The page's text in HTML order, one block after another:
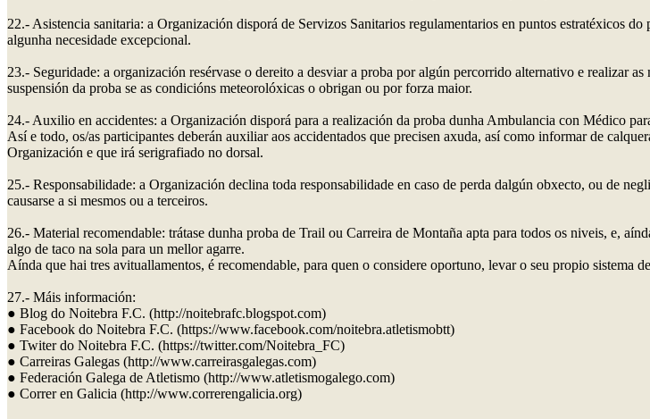
22.- Asistencia sanitaria: a Organización disporá de Servizos Sanitarios regulamentarios en puntos estratéxicos
algunha necesidade excepcional.
23.- Seguridade: a organización resérvase o dereito a desviar a proba por algún percorrido alternativo e realizar
suspensión da proba se as condicións meteorolóxicas o obrigan ou por forza maior.
24.- Auxilio en accidentes: a Organización disporá para a realización da proba dunha Ambulancia con Médico
Así e todo, os/as participantes deberán auxiliar aos accidentados que precisen axuda, así como informar de
Organización e que irá serigrafiado no dorsal.
25.- Responsabilidade: a Organización declina toda responsabilidade en caso de perda dalgún obxecto, ou de
causarse a si mesmos ou a terceiros.
26.- Material recomendable: trátase dunha proba de Trail ou Carreira de Montaña apta para todos os niveis, e,
algo de taco na sola para un mellor agarre.
Aínda que hai tres avituallamentos, é recomendable, para quen o considere oportuno, levar o seu propio sistema
27.- Máis información:
● Blog do Noitebra F.C. (http://noitebrafc.blogspot.com)
● Facebook do Noitebra F.C. (https://www.facebook.com/noitebra.atletismobtt)
● Twiter do Noitebra F.C. (https://twitter.com/Noitebra_FC)
● Carreiras Galegas (http://www.carreirasgalegas.com)
● Federación Galega de Atletismo (http://www.atletismogalego.com)
● Correr en Galicia (http://www.correrengalicia.org)